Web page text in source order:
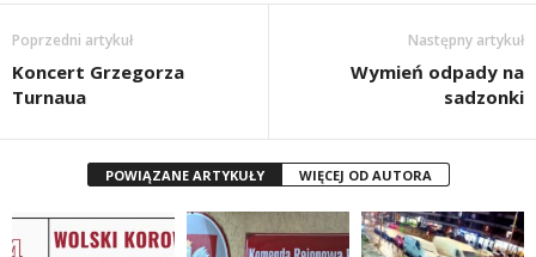
Poprzedni artykuł
Koncert Grzegorza
Turnaua
Następny artykuł
Wymień odpady na
sadzonki
POWIĄZANE ARTYKUŁY WIĘCEJ OD AUTORA